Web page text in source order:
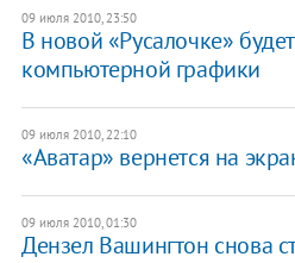
09 июля 2010, 23:50
В новой «Русалочке»
компьютерной графики
09 июля 2010, 22:10
«Аватар» вернется на
09 июля 2010, 01:30
Дензел Вашингтон снова